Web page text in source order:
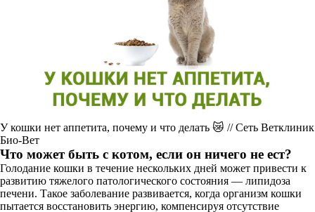
У кошки нет аппетита, почему и что делать 😿 // Сеть Ветклиник
Био-Вет
Что может быть с котом, если он ничего не ест?
Голодание кошки в течение нескольких дней может привести к
развитию тяжелого патологического состояния — липидоза
печени. Такое заболевание развивается, когда организм кошки
пытается восстановить энергию, компенсируя отсутствие